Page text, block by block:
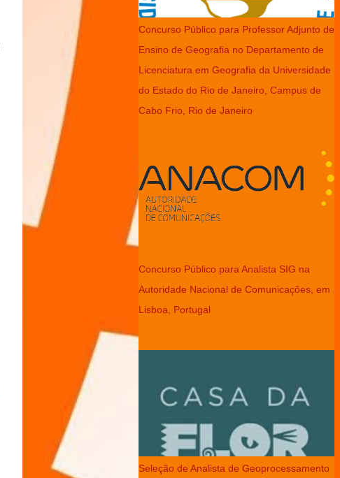
Concurso Público para Professor Adjunto de
Ensino de Geografia no Departamento de
Licenciatura em Geografia da Universidade
do Estado do Rio de Janeiro, Campus de
Cabo Frio, Rio de Janeiro
Concurso Público para Analista SIG na
Autoridade Nacional de Comunicações, em
Lisboa, Portugal
Seleção de Analista de Geoprocessamento